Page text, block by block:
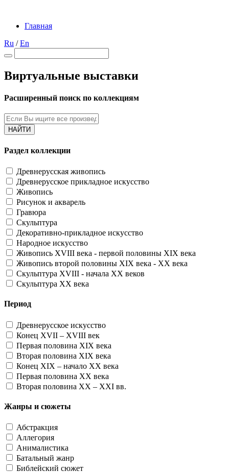
Главная
Ru /En
Виртуальные выставки
Расширенный поиск по коллекциям
НАЙТИ
Раздел коллекции
Древнерусская живопись
Древнерусское прикладное искусство
Живопись
Рисунок и акварель
Гравюра
Скульптура
Декоративно-прикладное искусство
Народное искусство
Живопись XVIII века - первой половины XIX века
Живопись второй половины XIX века - XX века
Скульптура XVIII - начала XX веков
Скульптура XX века
Период
Древнерусское искусство
Конец XVII – XVIII век
Первая половина XIX века
Вторая половина XIX века
Конец XIX – начало XX века
Первая половина XX века
Вторая половина XX – XXI вв.
Жанры и сюжеты
Абстракция
Аллегория
Анималистика
Батальный жанр
Библейский сюжет